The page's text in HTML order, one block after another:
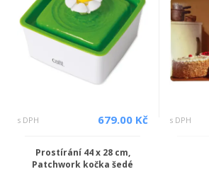
s DPH 679.00 Kč s DPH
Prostírání 44 x 28 cm,
Patchwork kočka šedé